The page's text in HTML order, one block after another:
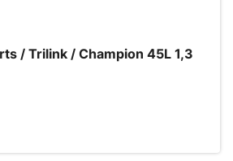
/ Trilink / Champion 45L 1,3